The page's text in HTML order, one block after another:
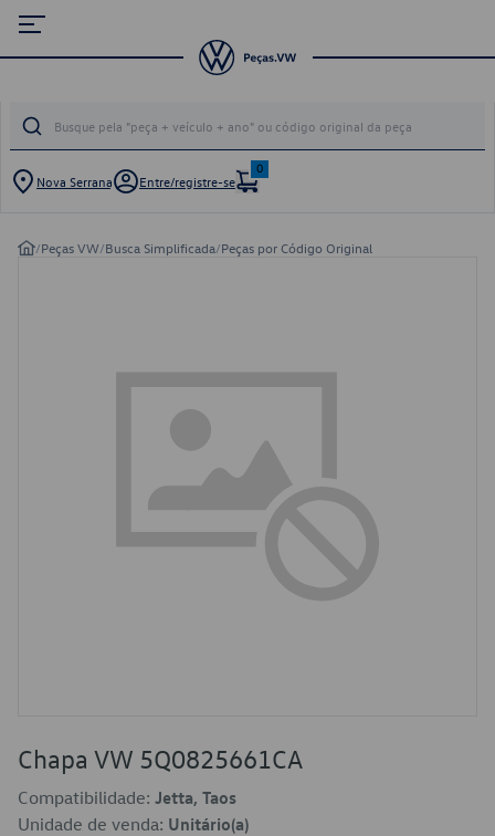
Nova Serrana Entre/registre-se
0
/Peças VW/Busca Simplificada/Peças por Código Original
Chapa VW 5Q0825661CA
Compatibilidade: Jetta, Taos
Unidade de venda: Unitário(a)